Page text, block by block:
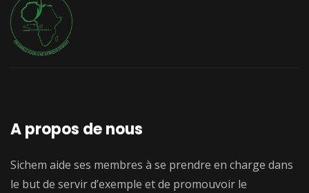
A propos de nous
Sichem aide ses membres à se prendre en charge dans
le but de servir d’exemple et de promouvoir le